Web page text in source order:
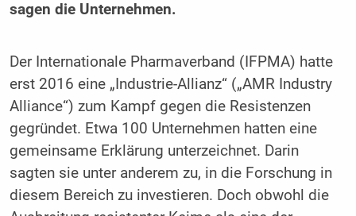
sagen die Unternehmen.
Der Internationale Pharmaverband (IFPMA) hatte
erst 2016 eine „Industrie-Allianz“ („AMR Industry
Alliance“) zum Kampf gegen die Resistenzen
gegründet. Etwa 100 Unternehmen hatten eine
gemeinsame Erklärung unterzeichnet. Darin
sagten sie unter anderem zu, in die Forschung in
diesem Bereich zu investieren. Doch obwohl die